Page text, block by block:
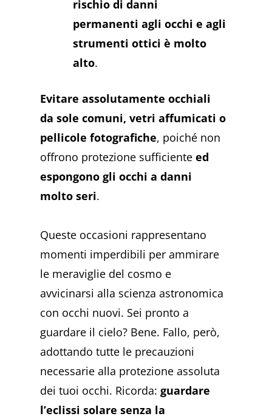
rischio di danni
permanenti agli occhi e agli
strumenti ottici è molto
alto.
Evitare assolutamente occhiali
da sole comuni, vetri affumicati o
pellicole fotografiche, poiché non
offrono protezione sufficienteed
espongono gli occhi a danni
molto seri.
Queste occasioni rappresentano
momenti imperdibili per ammirare
le meraviglie del cosmo e
avvicinarsi alla scienza astronomica
con occhi nuovi. Sei pronto a
guardare il cielo? Bene. Fallo, però,
adottando tutte le precauzioni
necessarie alla protezione assoluta
dei tuoi occhi. Ricorda:guardare
l’eclissi solare senza la